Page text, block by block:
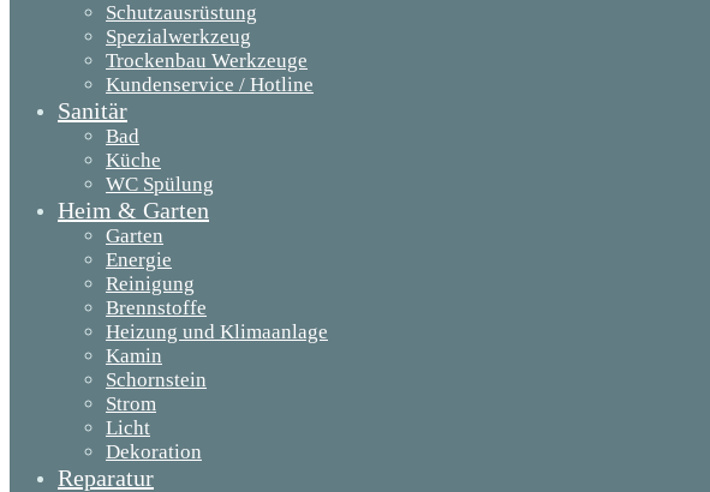
Schutzausrüstung
Spezialwerkzeug
Trockenbau Werkzeuge
Kundenservice / Hotline
Sanitär
Bad
Küche
WC Spülung
Heim & Garten
Garten
Energie
Reinigung
Brennstoffe
Heizung und Klimaanlage
Kamin
Schornstein
Strom
Licht
Dekoration
Reparatur